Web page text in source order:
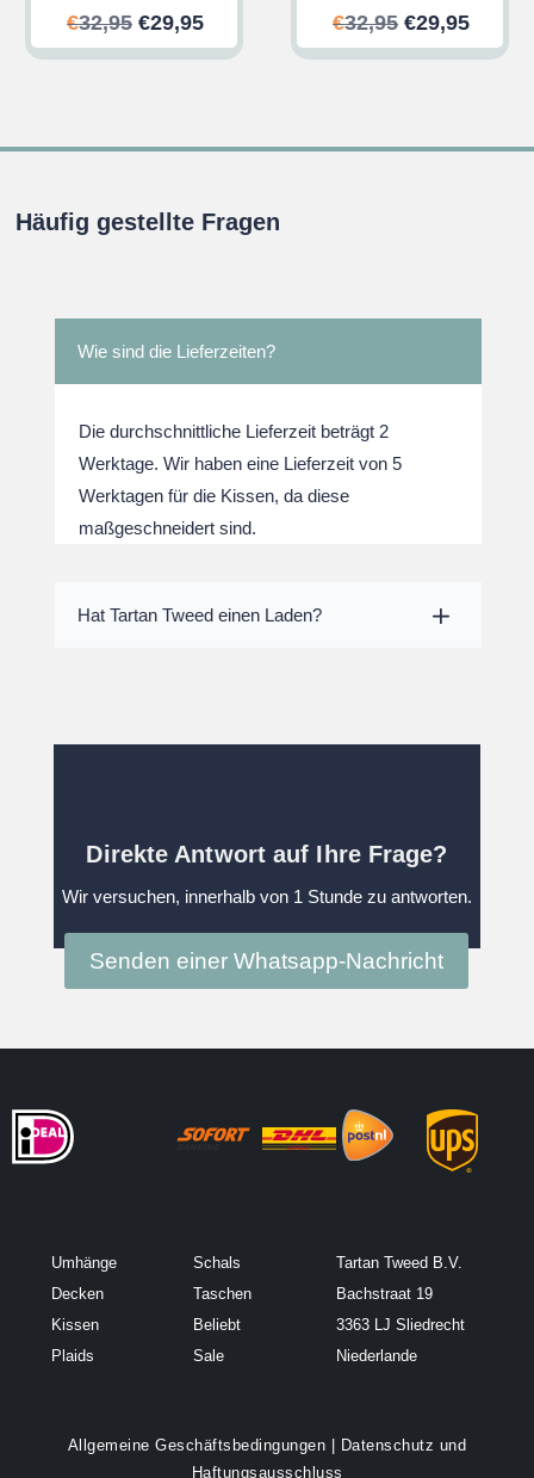
€32,95 Ursprünglicher
Preis
€29,95Aktueller
Preis
€32,95
Preis
€29,95
Preis
Häufig gestellte Fragen
Wie sind die Lieferzeiten?
Die durchschnittliche Lieferzeit beträgt 2
Werktage. Wir haben eine Lieferzeit von 5
Werktagen für die Kissen, da diese
maßgeschneidert sind.
Hat Tartan Tweed einen Laden?
Direkte Antwort auf Ihre Frage?
Wir versuchen, innerhalb von 1 Stunde zu antworten.
Senden einer Whatsapp-Nachricht
Umhänge
Decken
Kissen
Plaids
Schals
Taschen
Beliebt
Sale
Tartan Tweed B.V.
Bachstraat 19
3363 LJ Sliedrecht
Niederlande
Allgemeine Geschäftsbedingungen
Datenschutz und
Haftungsausschluss